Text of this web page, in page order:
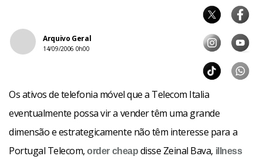
Arquivo Geral
14/09/2006 0h00
Os ativos de telefonia móvel que a Telecom Italia
eventualmente possa vir a vender têm uma grande
dimensão e estrategicamente não têm interesse para a
Portugal Telecom,order cheap disse Zeinal Bava, illness